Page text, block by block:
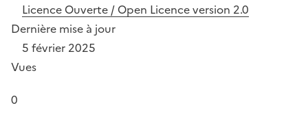
Licence Ouverte / Open Licence version 2.0
Dernière mise à jour
5 février 2025
Vues
0